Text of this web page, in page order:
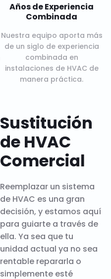
Años de Experiencia
Combinada
Nuestra equipo aporta más
de un siglo de experiencia
combinada en
instalaciones de HVAC de
manera práctica.
Sustitución
de HVAC
Comercial
Reemplazar un sistema
de HVAC es una gran
decisión, y estamos aquí
para guiarte a través de
ella. Ya sea que tu
unidad actual ya no sea
rentable repararla o
simplemente esté